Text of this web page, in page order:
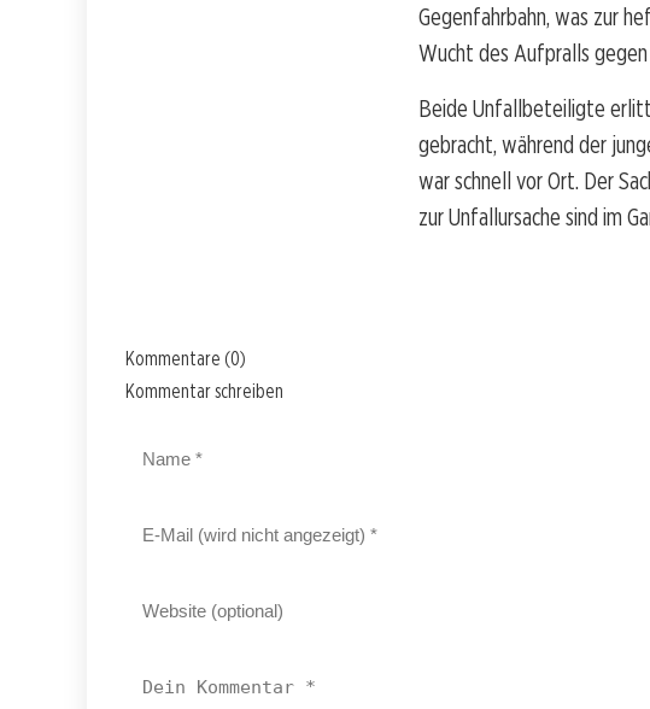
Gegenfahrbahn, was zur
Wucht des Aufpralls
Beide Unfallbeteiligte
gebracht, während der
war schnell vor Ort. Der
zur Unfallursache sind im
Kommentare (0)
Kommentar schreiben